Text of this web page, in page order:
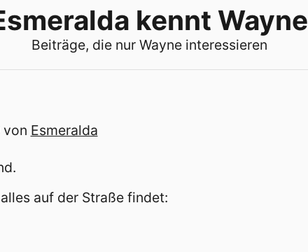
kennt Wayne
Beiträge, die nur Wayne interessieren
von Esmeralda
auf der Straße findet: